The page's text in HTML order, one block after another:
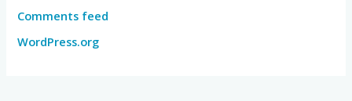
Comments feed
WordPress.org